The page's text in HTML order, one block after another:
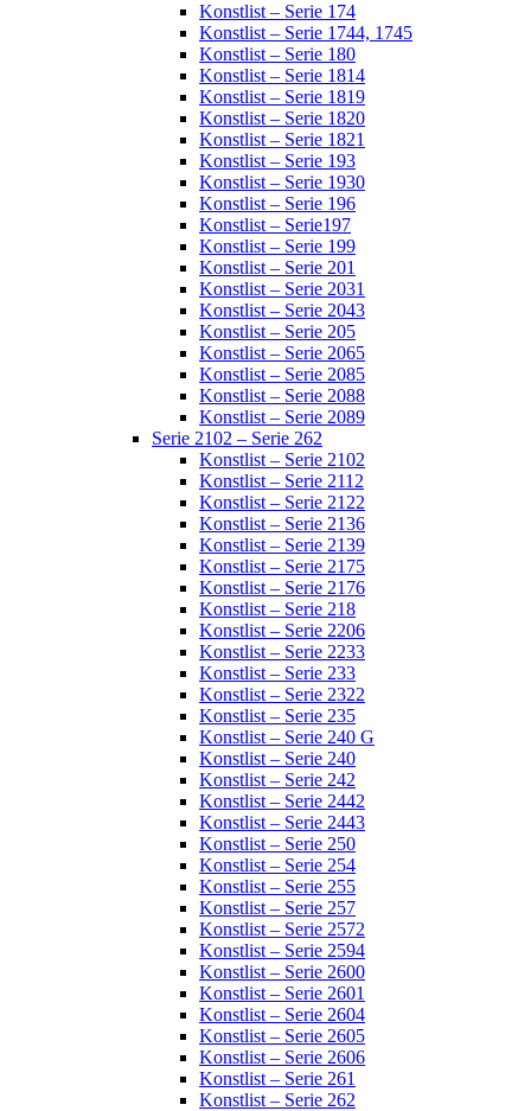
Konstlist – Serie 174
Konstlist – Serie 1744, 1745
Konstlist – Serie 180
Konstlist – Serie 1814
Konstlist – Serie 1819
Konstlist – Serie 1820
Konstlist – Serie 1821
Konstlist – Serie 193
Konstlist – Serie 1930
Konstlist – Serie 196
Konstlist – Serie197
Konstlist – Serie 199
Konstlist – Serie 201
Konstlist – Serie 2031
Konstlist – Serie 2043
Konstlist – Serie 205
Konstlist – Serie 2065
Konstlist – Serie 2085
Konstlist – Serie 2088
Konstlist – Serie 2089
Serie 2102 – Serie 262
Konstlist – Serie 2102
Konstlist – Serie 2112
Konstlist – Serie 2122
Konstlist – Serie 2136
Konstlist – Serie 2139
Konstlist – Serie 2175
Konstlist – Serie 2176
Konstlist – Serie 218
Konstlist – Serie 2206
Konstlist – Serie 2233
Konstlist – Serie 233
Konstlist – Serie 2322
Konstlist – Serie 235
Konstlist – Serie 240 G
Konstlist – Serie 240
Konstlist – Serie 242
Konstlist – Serie 2442
Konstlist – Serie 2443
Konstlist – Serie 250
Konstlist – Serie 254
Konstlist – Serie 255
Konstlist – Serie 257
Konstlist – Serie 2572
Konstlist – Serie 2594
Konstlist – Serie 2600
Konstlist – Serie 2601
Konstlist – Serie 2604
Konstlist – Serie 2605
Konstlist – Serie 2606
Konstlist – Serie 261
Konstlist – Serie 262